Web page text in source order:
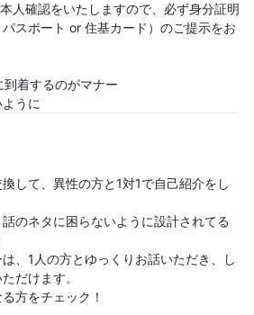
人確認をいたしますので、必ず身分証明
スポート or 住基カード）のご提示をお
着するのがマナー
うに
して、異性の方と1対1で自己紹介をし
のネタに困らないように設計されてる
、1人の方とゆっくりお話いただき、し
だけます。
方をチェック！